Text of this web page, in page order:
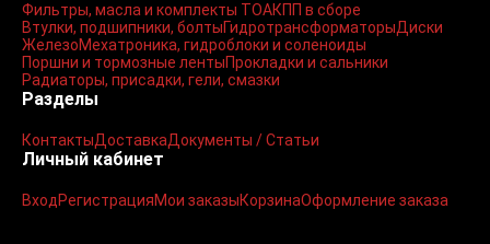
Фильтры, масла и комплекты ТОАКПП в сборе
Втулки, подшипники, болтыГидротрансформаторыДиски
ЖелезоМехатроника, гидроблоки и соленоиды
Поршни и тормозные лентыПрокладки и сальники
Радиаторы, присадки, гели, смазки
Разделы
КонтактыДоставкаДокументы / Статьи
Личный кабинет
ВходРегистрацияМои заказыКорзинаОформление заказа